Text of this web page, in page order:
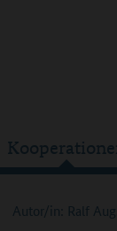
Autor/in: Ralf